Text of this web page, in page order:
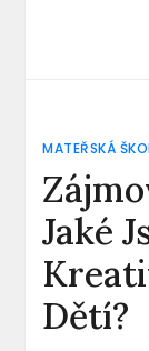
MATEŘSKÁ
Jaké
Dětí?